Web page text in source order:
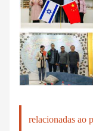
relacionadas ao